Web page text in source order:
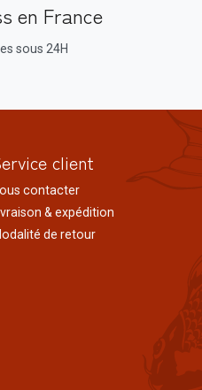
en France
sous 24H
client
contacter
& expédition
de retour